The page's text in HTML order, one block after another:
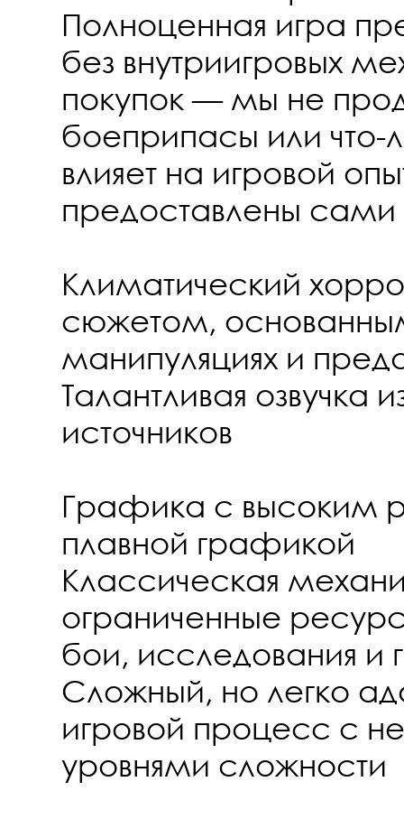
Полноценная игра
без внутриигровых
покупок — мы не
боеприпасы или что-
влияет на игровой
предоставлены
Климатический
сюжетом,
манипуляциях и
Талантливая озвучка
источников
Графика с высоким
плавной графикой
Классическая
ограниченные
бои, исследования и
Сложный, но легко
игровой процесс с
уровнями сложности